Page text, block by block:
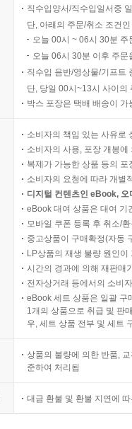
직수입양서/직수입일서중
단, 아래의 주문/취소 조건
오늘 00시 ~ 06시 30분
오늘 06시 30분 이후 주
직수입 음반/영상물/기프트
단, 당일 00시~13시 사이의
박스 포장은 택배 배송이
소비자의 책임 있는 사유로
소비자의 사용, 포장 개봉
복제가 가능한 상품 등의
소비자의 요청에 따라 개별
디지털 컨텐츠인 eBook,
eBook 대여 상품은 대여 기
모바일 쿠폰 등록 후 취소/
중고상품이 구매확정(자동
LP상품의 재생 불량 원인
시간의 경과에 의해 재판매
전자상거래 등에서의 소비
eBook 세트 상품은 일괄 구
1개의 상품으로 취급 및 판
우, 세트 상품 전부 및 세트
상품의 불량에 의한 반품,
준하여 처리됨
대금 환불 및 환불 지연에